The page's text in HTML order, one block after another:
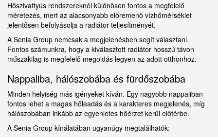
Hőszivattyús rendszereknél különösen fontos a megfelelő
méretezés, mert az alacsonyabb előremenő vízhőmérséklet
jelentősen befolyásolja a radiátor teljesítményét.
A Senia Group nemcsak a megjelenésben segít választani.
Fontos számunkra, hogy a kiválasztott radiátor hosszú távon
műszakilag is megfelelő megoldás legyen az adott otthonhoz.
Nappaliba, hálószobába és fürdőszobába
Minden helyiség más igényeket kíván. Egy nagyobb nappaliban
fontos lehet a magas hőleadás és a karakteres megjelenés, míg
hálószobában inkább az egyenletes hőérzet kerül előtérbe.
A Senia Group kínálatában ugyanúgy megtalálhatók: